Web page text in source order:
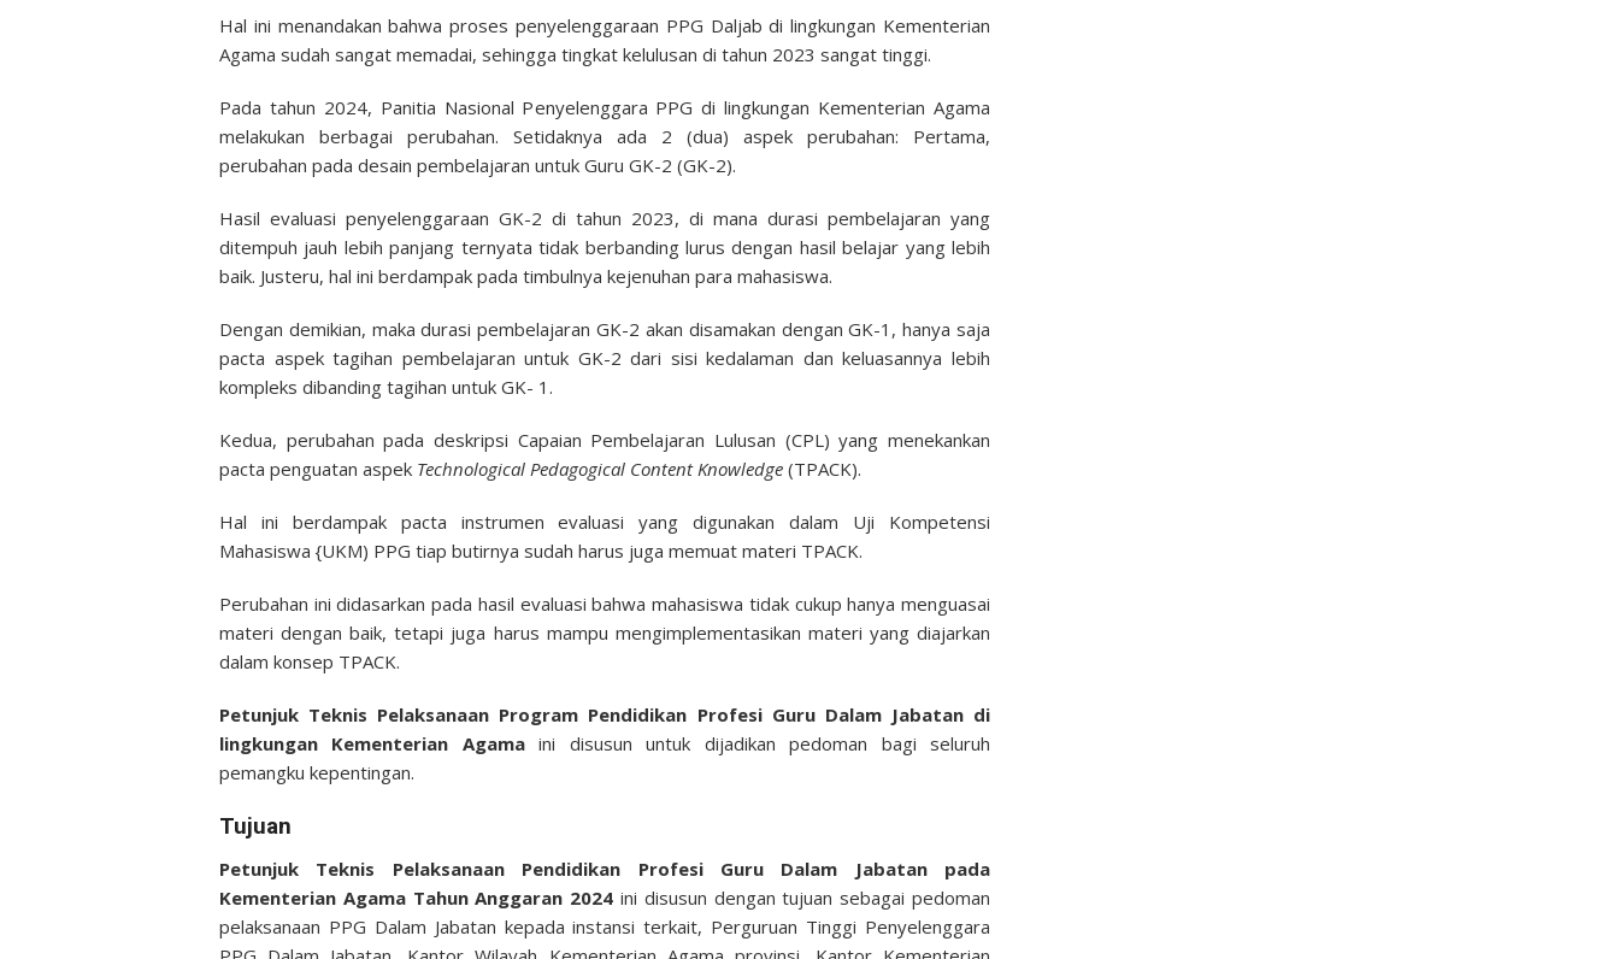
Hal ini menandakan bahwa proses penyelenggaraan PPG Daljab di lingkungan Kementerian
Agama sudah sangat memadai, sehingga tingkat kelulusan di tahun 2023 sangat tinggi.
Pada tahun 2024, Panitia Nasional Penyelenggara PPG di lingkungan Kementerian Agama
melakukan berbagai perubahan. Setidaknya ada 2 (dua) aspek perubahan: Pertama,
perubahan pada desain pembelajaran untuk Guru GK-2 (GK-2).
Hasil evaluasi penyelenggaraan GK-2 di tahun 2023, di mana durasi pembelajaran yang
ditempuh jauh lebih panjang ternyata tidak berbanding lurus dengan hasil belajar yang lebih
baik. Justeru, hal ini berdampak pada timbulnya kejenuhan para mahasiswa.
Dengan demikian, maka durasi pembelajaran GK-2 akan disamakan dengan GK-1, hanya saja
pacta aspek tagihan pembelajaran untuk GK-2 dari sisi kedalaman dan keluasannya lebih
kompleks dibanding tagihan untuk GK- 1.
Kedua, perubahan pada deskripsi Capaian Pembelajaran Lulusan (CPL) yang menekankan
pacta penguatan aspek Technological Pedagogical Content Knowledge (TPACK).
Hal ini berdampak pacta instrumen evaluasi yang digunakan dalam Uji Kompetensi
Mahasiswa {UKM) PPG tiap butirnya sudah harus juga memuat materi TPACK.
Perubahan ini didasarkan pada hasil evaluasi bahwa mahasiswa tidak cukup hanya menguasai
materi dengan baik, tetapi juga harus mampu mengimplementasikan materi yang diajarkan
dalam konsep TPACK.
Petunjuk Teknis Pelaksanaan Program Pendidikan Profesi Guru Dalam Jabatan di
lingkungan Kementerian Agamaini disusun untuk dijadikan pedoman bagi seluruh
pemangku kepentingan.
Tujuan
Petunjuk Teknis Pelaksanaan Pendidikan Profesi Guru Dalam Jabatan pada
Kementerian Agama Tahun Anggaran 2024 ini disusun dengan tujuan sebagai pedoman
pelaksanaan PPG Dalam Jabatan kepada instansi terkait, Perguruan Tinggi Penyelenggara